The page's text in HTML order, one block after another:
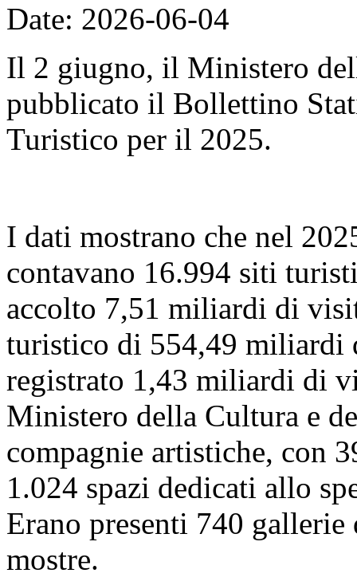
Date: 2026-06-04
Il 2 giugno, il Ministero
pubblicato il Bollettino
Turistico per il 2025.
I dati mostrano che nel
contavano 16.994 siti
accolto 7,51 miliardi di
turistico di 554,49 miliardi
registrato 1,43 miliardi di
Ministero della Cultura e
compagnie artistiche, con
1.024 spazi dedicati allo
Erano presenti 740
mostre.